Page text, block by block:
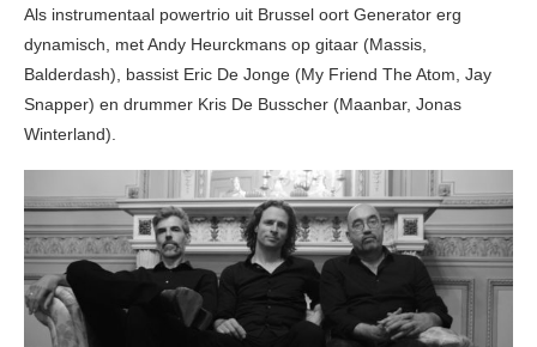
Als instrumentaal powertrio uit Brussel oort Generator erg
dynamisch, met Andy Heurckmans op gitaar (Massis,
Balderdash), bassist Eric De Jonge (My Friend The Atom, Jay
Snapper) en drummer Kris De Busscher (Maanbar, Jonas
Winterland).